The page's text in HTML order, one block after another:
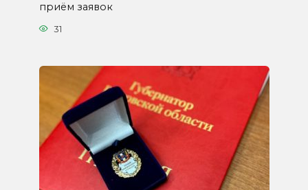
приём заявок
31